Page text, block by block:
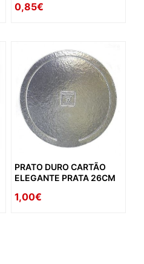
0,85€
PRATO DURO CARTÃO
ELEGANTE PRATA 26CM
1,00€